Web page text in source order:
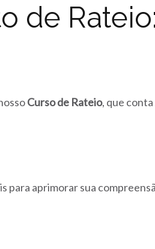
de
Curso de Rateio, que
para aprimorar sua